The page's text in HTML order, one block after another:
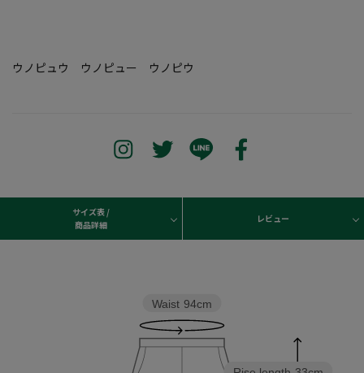
ウノピュウ ウノピュー ウノピウ
サイズ表 /
商品詳細
レビュー
Waist 94cm